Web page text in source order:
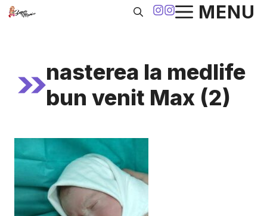
Sari
MENU
nasterea la medlife
bun venit Max (2)